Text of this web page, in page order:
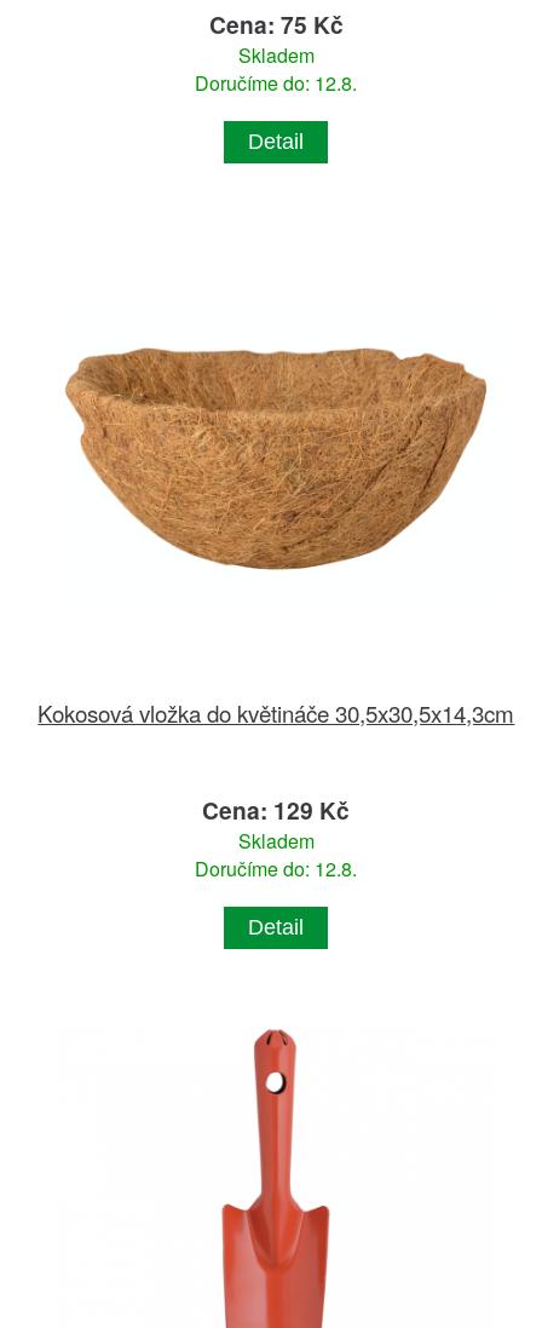
Cena: 75 Kč
Skladem
Doručíme do: 12.8.
Detail
Kokosová vložka do květináče 30,5x30,5x14,3cm
Cena: 129 Kč
Skladem
Doručíme do: 12.8.
Detail